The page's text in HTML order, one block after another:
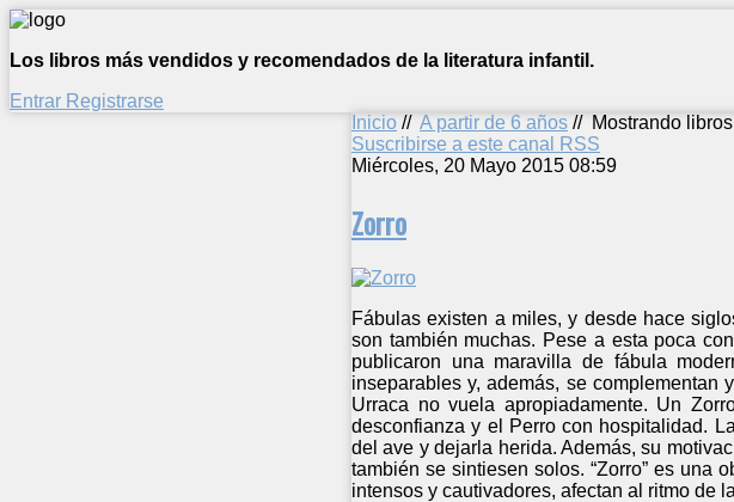
Los libros más vendidos y recomendados de la literatura infantil.
Entrar Registrarse
Inicio // A partir de 6 años // Mostrando
Suscribirse a este canal RSS
Miércoles, 20 Mayo 2015 08:59
Zorro
Fábulas existen a miles, y desde hace
son también muchas. Pese a esta poca
publicaron una maravilla de fábula
inseparables y, además, se
Urraca no vuela apropiadamente. Un
desconfianza y el Perro con hospitalidad.
del ave y dejarla herida. Además, su
también se sintiesen solos. “Zorro” es una
intensos y cautivadores, afectan al ritmo de